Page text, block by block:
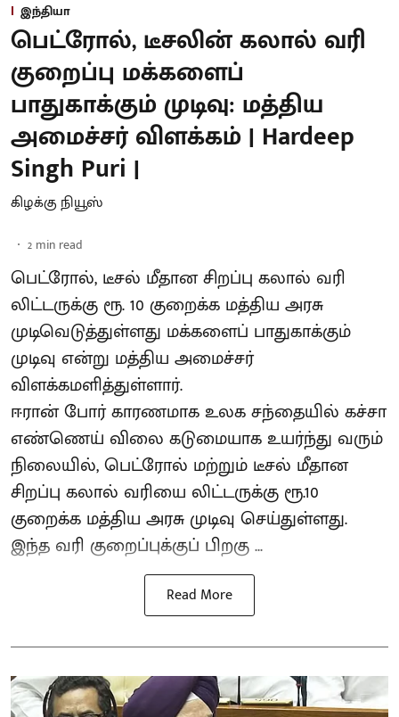
இந்தியா
பெட்ரோல், டீசலின் கலால் வரி
குறைப்பு மக்களைப்
பாதுகாக்கும் முடிவு: மத்திய
அமைச்சர் விளக்கம் | Hardeep
Singh Puri |
கிழக்கு நியூஸ்
2 min read
பெட்ரோல், டீசல் மீதான சிறப்பு கலால் வரி
லிட்டருக்கு ரூ. 10 குறைக்க மத்திய அரசு
முடிவெடுத்துள்ளது மக்களைப் பாதுகாக்கும்
முடிவு என்று மத்திய அமைச்சர்
விளக்கமளித்துள்ளார்.
ஈரான் போர் காரணமாக உலக சந்தையில் கச்சா
எண்ணெய் விலை கடுமையாக உயர்ந்து வரும்
நிலையில், பெட்ரோல் மற்றும் டீசல் மீதான
சிறப்பு கலால் வரியை லிட்டருக்கு ரூ.10
குறைக்க மத்திய அரசு முடிவு செய்துள்ளது.
இந்த வரி குறைப்புக்குப் பிறகு ...
Read More